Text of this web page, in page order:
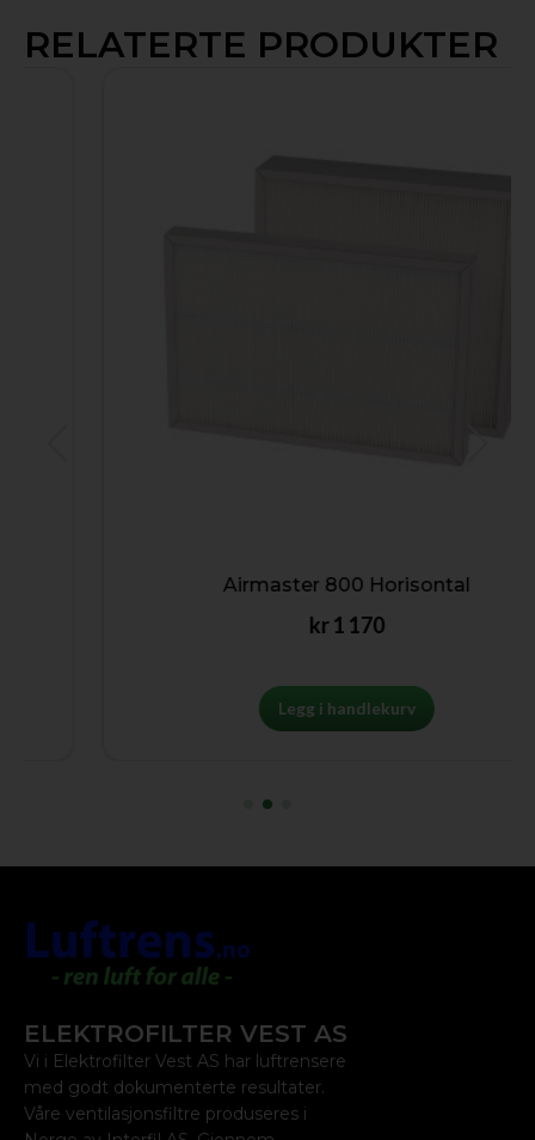
RELATERTE PRODUKTER
Airmaster 800 Horisontal
1 170
Legg i handlekurv
ELEKTROFILTER VEST AS
Vi i Elektrofilter Vest AS har luftrensere
med godt dokumenterte resultater.
Våre ventilasjonsfiltre produseres i